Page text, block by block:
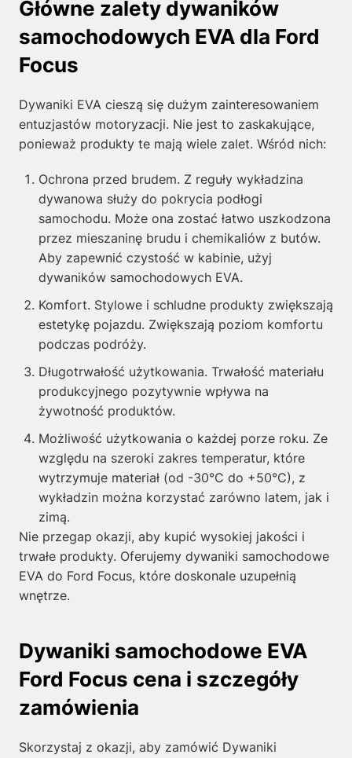
Główne zalety dywaników
samochodowych EVA dla Ford
Focus
Dywaniki EVA cieszą się dużym zainteresowaniem
entuzjastów motoryzacji. Nie jest to zaskakujące,
ponieważ produkty te mają wiele zalet. Wśród nich:
Ochrona przed brudem. Z reguły wykładzina
dywanowa służy do pokrycia podłogi
samochodu. Może ona zostać łatwo uszkodzona
przez mieszaninę brudu i chemikaliów z butów.
Aby zapewnić czystość w kabinie, użyj
dywaników samochodowych EVA.
Komfort. Stylowe i schludne produkty zwiększają
estetykę pojazdu. Zwiększają poziom komfortu
podczas podróży.
Długotrwałość użytkowania. Trwałość materiału
produkcyjnego pozytywnie wpływa na
żywotność produktów.
Możliwość użytkowania o każdej porze roku. Ze
względu na szeroki zakres temperatur, które
wytrzymuje materiał (od -30°C do +50°C), z
wykładzin można korzystać zarówno latem, jak i
zimą.
Nie przegap okazji, aby kupić wysokiej jakości i
trwałe produkty. Oferujemy dywaniki samochodowe
EVA do Ford Focus, które doskonale uzupełnią
wnętrze.
Dywaniki samochodowe EVA
Ford Focus cena i szczegóły
zamówienia
Skorzystaj z okazji, aby zamówić Dywaniki